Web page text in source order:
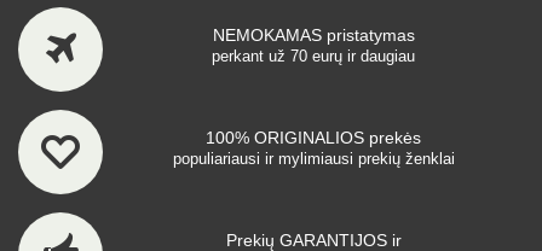
NEMOKAMAS pristatymas
perkant už 70 eurų ir daugiau
100% ORIGINALIOS prekės
populiariausi ir mylimiausi prekių ženklai
Prekių GARANTIJOS ir